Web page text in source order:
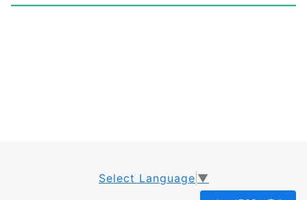
Select Language ▼